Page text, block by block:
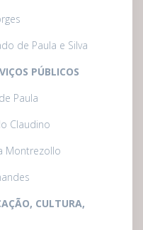
de Paula e Silva
PÚBLICOS
Paula
Claudino
Montrezollo
CULTURA,